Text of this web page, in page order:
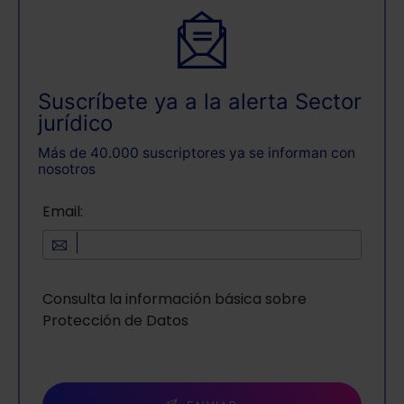
Suscríbete ya a la alerta Sector
jurídico
Más de 40.000 suscriptores ya se informan con
nosotros
Email:
Consulta la información básica sobre
Protección de Datos